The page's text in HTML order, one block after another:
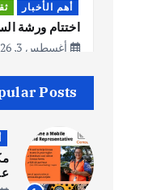
أهم الأخبار
اختتام ورشة
أغسطس 3, 2026
Posts